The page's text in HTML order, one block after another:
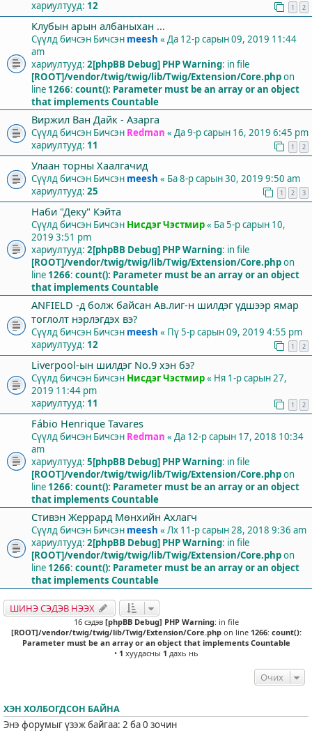
хариултууд: 12 1 2
Клубын арын албаныхан ...
Сүүлд бичсэн Бичсэн meesh « Да 12-р сарын 09, 2019 11:44
am
хариултууд: 2[phpBB Debug] PHP Warning: in file
[ROOT]/vendor/twig/twig/lib/Twig/Extension/Core.phpon
line 1266: count(): Parameter must be an array or an object
that implements Countable
Виржил Ван Дайк - Азарга
Сүүлд бичсэн Бичсэн Redman « Да 9-р сарын 16, 2019 6:45 pm
хариултууд: 11 1 2
Улаан торны Хаалгачид
Сүүлд бичсэн Бичсэн meesh « Ба 8-р сарын 30, 2019 9:50 am
хариултууд: 25 1 2 3
Наби "Деку" Кэйта
Сүүлд бичсэн Бичсэн Нисдэг Чэстмир« Ба 5-р сарын 10,
2019 3:51 pm
хариултууд: 2[phpBB Debug] PHP Warning: in file
[ROOT]/vendor/twig/twig/lib/Twig/Extension/Core.phpon
line 1266: count(): Parameter must be an array or an object
that implements Countable
ANFIELD -д болж байсан Ав.лиг-н шилдэг үдшээр ямар
тоглолт нэрлэгдэх вэ?
Сүүлд бичсэн Бичсэн meesh « Пү 5-р сарын 09, 2019 4:55 pm
хариултууд: 12 1 2
Liverpool-ын шилдэг No.9 хэн бэ?
Сүүлд бичсэн Бичсэн Нисдэг Чэстмир« Ня 1-р сарын 27,
2019 11:44 pm
хариултууд: 11 1 2
Fábio Henrique Tavares
Сүүлд бичсэн Бичсэн Redman « Да 12-р сарын 17, 2018 10:34
am
хариултууд: 5[phpBB Debug] PHP Warning: in file
[ROOT]/vendor/twig/twig/lib/Twig/Extension/Core.phpon
line 1266: count(): Parameter must be an array or an object
that implements Countable
Стивэн Жеррард Мөнхийн Ахлагч
Сүүлд бичсэн Бичсэн meesh « Лх 11-р сарын 28, 2018 9:36 am
хариултууд: 2[phpBB Debug] PHP Warning: in file
[ROOT]/vendor/twig/twig/lib/Twig/Extension/Core.phpon
line 1266: count(): Parameter must be an array or an object
that implements Countable
ШИНЭ СЭДЭВ НЭЭХ
16 сэдэв [phpBB Debug] PHP Warning: in file
[ROOT]/vendor/twig/twig/lib/Twig/Extension/Core.phpon line 1266: count():
Parameter must be an array or an object that implements Countable
• 1 хуудасны 1 дахь нь
Очих
ХЭН ХОЛБОГДСОН БАЙНА
Энэ форумыг үзэж байгаа: 2 ба 0 зочин